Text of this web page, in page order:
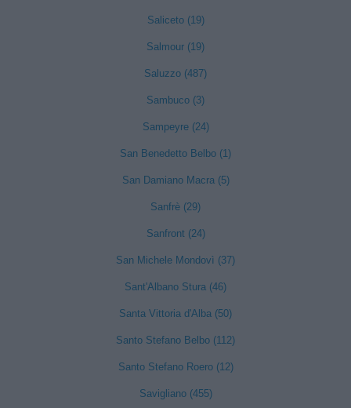
Saliceto (19)
Salmour (19)
Saluzzo (487)
Sambuco (3)
Sampeyre (24)
San Benedetto Belbo (1)
San Damiano Macra (5)
Sanfrè (29)
Sanfront (24)
San Michele Mondovì (37)
Sant'Albano Stura (46)
Santa Vittoria d'Alba (50)
Santo Stefano Belbo (112)
Santo Stefano Roero (12)
Savigliano (455)